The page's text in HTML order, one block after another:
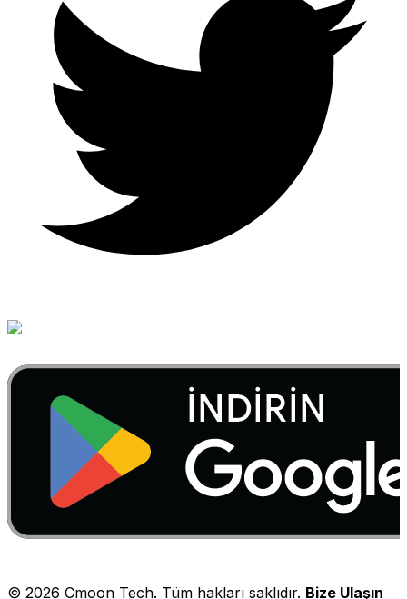
© 2026 Cmoon Tech. Tüm hakları saklıdır. Bize Ulaşın